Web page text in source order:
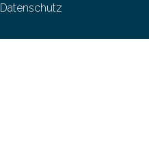
Datenschutz